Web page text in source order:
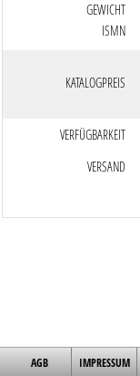
GEWICHT
ISMN
KATALOGPREIS
VERFÜGBARKEIT
VERSAND
AGB IMPRESSUM